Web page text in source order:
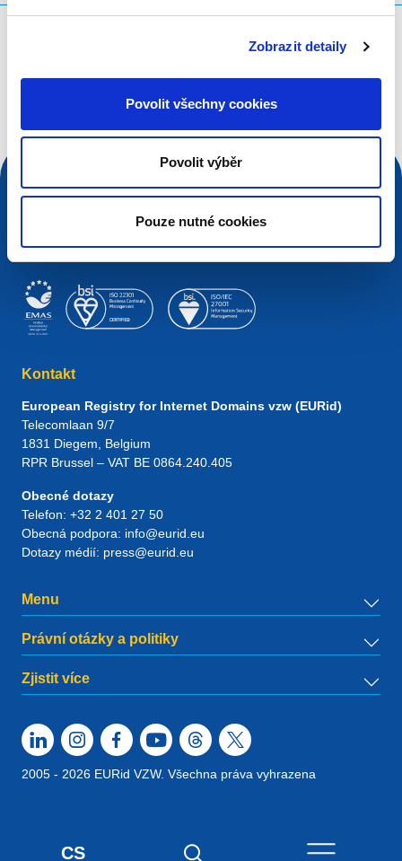
Zobrazit detaily
Povolit všechny cookies
Povolit výběr
Pouze nutné cookies
CS
Kontakt
European Registry for Internet Domains vzw (EURid)
Telecomlaan 9/7
1831 Diegem , Belgium
RPR Brussel – VAT BE 0864.240.405
Obecné dotazy
Telefon: +32 2 401 27 50
Obecná podpora: info@eurid.eu
Dotazy médií: press@eurid.eu
Menu
Právní otázky a politiky
Zjistit více
2005 - 2026 EURid VZW. Všechna práva vyhrazena